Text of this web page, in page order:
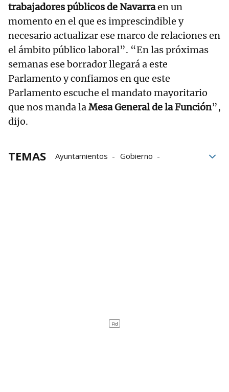
trabajadores públicos de Navarraen un
momento en el que es imprescindible y
necesario actualizar ese marco de relaciones en
el ámbito público laboral”. “En las próximas
semanas ese borrador llegará a este
Parlamento y confiamos en que este
Parlamento escuche el mandato mayoritario
que nos manda laMesa General de la Función”,
dijo.
TEMAS Ayuntamientos
Gobierno